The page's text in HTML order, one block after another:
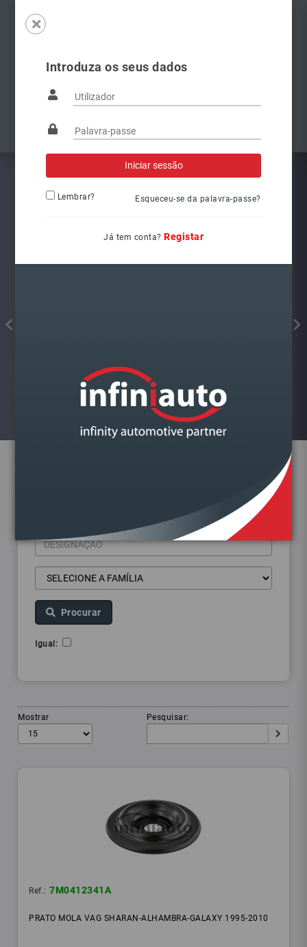
Introduza os seus dados
Lembrar? Esqueceu-se da palavra-passe?
Já tem conta? Registar
Famílias
Visualizar
Procurar
Igual:
Mostrar Pesquisar:
Ref.: 7M0412341A
PRATO MOLA VAG SHARAN-ALHAMBRA-GALAXY 1995-2010